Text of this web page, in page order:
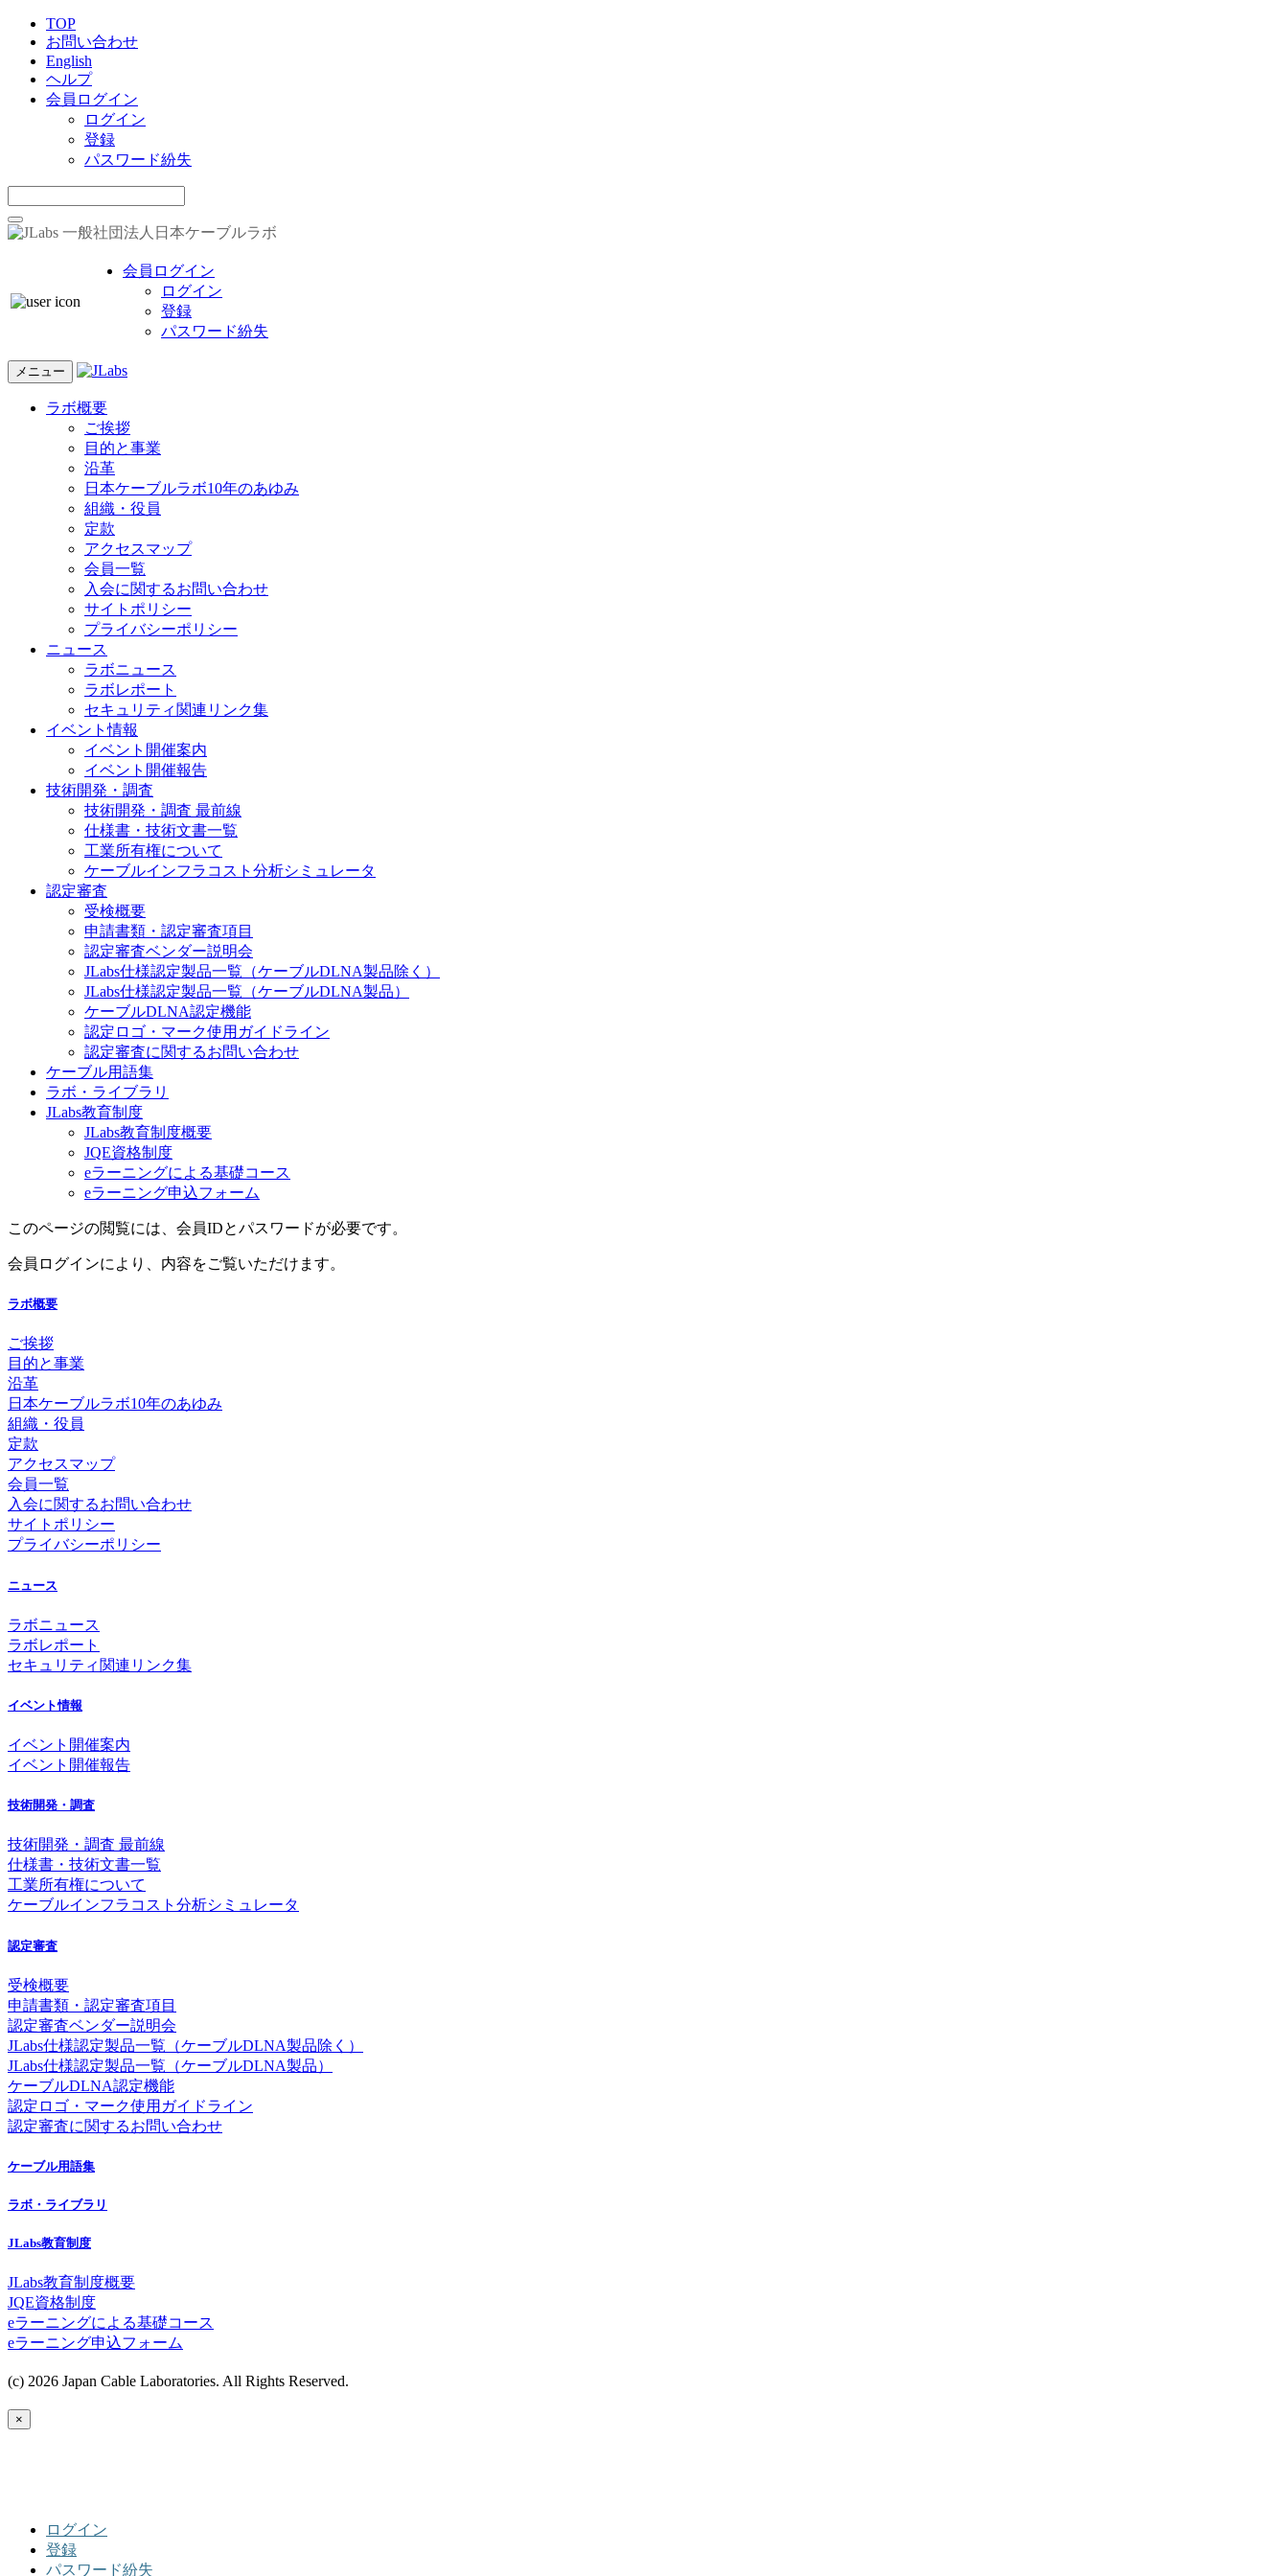
TOP
お問い合わせ
English
ヘルプ
会員ログイン
ログイン
登録
パスワード紛失
一般社団法人日本ケーブルラボ
会員ログイン
ログイン
登録
パスワード紛失
メニュー
ラボ概要
ご挨拶
目的と事業
沿革
日本ケーブルラボ10年のあゆみ
組織・役員
定款
アクセスマップ
会員一覧
入会に関するお問い合わせ
サイトポリシー
プライバシーポリシー
ニュース
ラボニュース
ラボレポート
セキュリティ関連リンク集
イベント情報
イベント開催案内
イベント開催報告
技術開発・調査
技術開発・調査 最前線
仕様書・技術文書一覧
工業所有権について
ケーブルインフラコスト分析シミュレータ
認定審査
受検概要
申請書類・認定審査項目
認定審査ベンダー説明会
JLabs仕様認定製品一覧（ケーブルDLNA製品除く）
JLabs仕様認定製品一覧（ケーブルDLNA製品）
ケーブルDLNA認定機能
認定ロゴ・マーク使用ガイドライン
認定審査に関するお問い合わせ
ケーブル用語集
ラボ・ライブラリ
JLabs教育制度
JLabs教育制度概要
JQE資格制度
eラーニングによる基礎コース
eラーニング申込フォーム
このページの閲覧には、会員IDとパスワードが必要です。
会員ログインにより、内容をご覧いただけます。
ラボ概要
ご挨拶
目的と事業
沿革
日本ケーブルラボ10年のあゆみ
組織・役員
定款
アクセスマップ
会員一覧
入会に関するお問い合わせ
サイトポリシー
プライバシーポリシー
ニュース
ラボニュース
ラボレポート
セキュリティ関連リンク集
イベント情報
イベント開催案内
イベント開催報告
技術開発・調査
技術開発・調査 最前線
仕様書・技術文書一覧
工業所有権について
ケーブルインフラコスト分析シミュレータ
認定審査
受検概要
申請書類・認定審査項目
認定審査ベンダー説明会
JLabs仕様認定製品一覧（ケーブルDLNA製品除く）
JLabs仕様認定製品一覧（ケーブルDLNA製品）
ケーブルDLNA認定機能
認定ロゴ・マーク使用ガイドライン
認定審査に関するお問い合わせ
ケーブル用語集
ラボ・ライブラリ
JLabs教育制度
JLabs教育制度概要
JQE資格制度
eラーニングによる基礎コース
eラーニング申込フォーム
(c) 2026 Japan Cable Laboratories. All Rights Reserved.
×
ログイン
登録
パスワード紛失